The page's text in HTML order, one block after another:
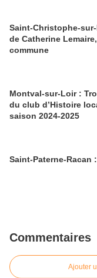
Saint-Christophe-
de Catherine
commune
Montval-sur-Loir :
du club d’Histoire
saison 2024-2025
Saint-Paterne-Racan
Commentaires
Ajouter